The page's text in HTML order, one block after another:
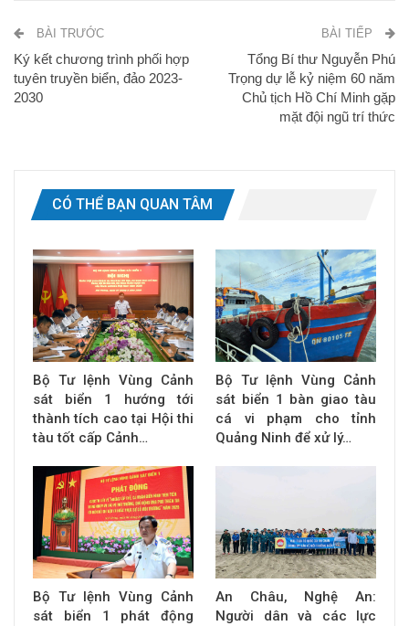
BÀI TRƯỚC
Ký kết chương trình phối hợp
tuyên truyền biển, đảo 2023-
2030
BÀI TIẾP
Tổng Bí thư Nguyễn Phú
Trọng dự lễ kỷ niệm 60 năm
Chủ tịch Hồ Chí Minh gặp
mặt đội ngũ trí thức
CÓ THỂ BẠN QUAN TÂM
Bộ Tư lệnh Vùng Cảnh
sát biển 1 hướng tới
thành tích cao tại Hội thi
tàu tốt cấp Cảnh…
Bộ Tư lệnh Vùng Cảnh
sát biển 1 bàn giao tàu
cá vi phạm cho tỉnh
Quảng Ninh để xử lý…
Bộ Tư lệnh Vùng Cảnh
sát biển 1 phát động
An Châu, Nghệ An:
Người dân và các lực